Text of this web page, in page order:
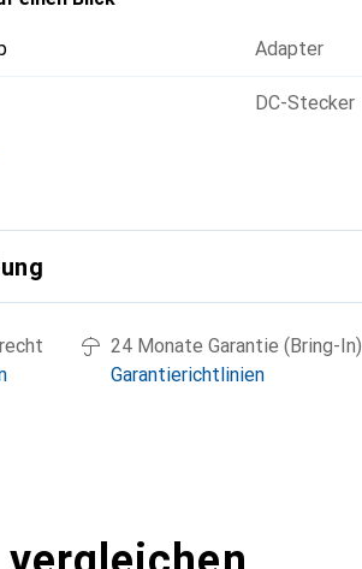
Adapter
DC-Stecker
24 Monate Garantie (Bring-In)
Garantierichtlinien